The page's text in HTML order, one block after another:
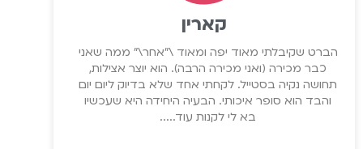
קארין
הברט שקיבלתי מאוד יפה ומאוד \"אחר\" ממה שאני
כבר מכירה (ואני מכירה הרבה). הוא יוצר אצילות,
תחושה נקיה בסטייל. לקחתי אחד שלא בדיוק ליום יום
והבד הוא סופר איכותי. הבעיה היחידה היא שעכשיו
בא לי לקנות עוד.....